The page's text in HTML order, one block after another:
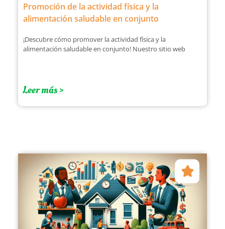
Promoción de la actividad física y la
alimentación saludable en conjunto
¡Descubre cómo promover la actividad física y la
alimentación saludable en conjunto! Nuestro sitio web
Leer más >